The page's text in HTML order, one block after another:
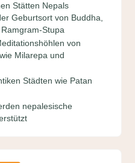
Stätten Nepals
Geburtsort von Buddha,
Stupa
von
Milarepa und
Städten wie Patan
nepalesische